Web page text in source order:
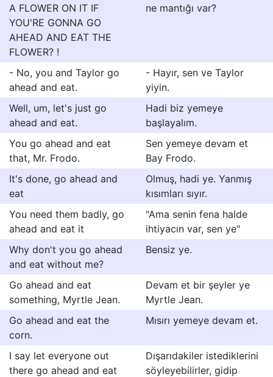
A FLOWER ON IT IF
YOU'RE GONNA GO
AHEAD AND EAT THE
FLOWER? !
ne mantığı var?
- No, you and Taylor go
ahead and eat.
- Hayır, sen ve Taylor
yiyin.
Well, um, let's just go
ahead and eat.
Hadi biz yemeye
başlayalım.
You go ahead and eat
that, Mr. Frodo.
Sen yemeye devam et
Bay Frodo.
It's done, go ahead and
eat
Olmuş, hadi ye. Yanmış
kısımları sıyır.
You need them badly, go
ahead and eat it
"Ama senin fena halde
ihtiyacın var, sen ye"
Why don't you go ahead
and eat without me?
Bensiz ye.
Go ahead and eat
something, Myrtle Jean.
Devam et bir şeyler ye
Myrtle Jean.
Go ahead and eat the
corn.
Mısırı yemeye devam et.
I say let everyone out
there go ahead and eat
Dışarıdakiler istediklerini
söyleyebilirler, gidip